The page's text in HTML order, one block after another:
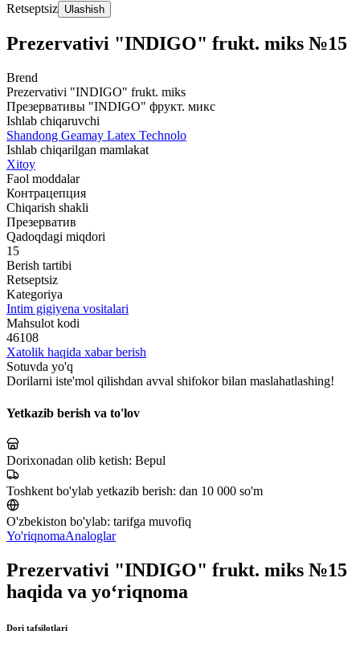
Retseptsiz Ulashish
Prezervativi "INDIGO" frukt. miks №15
Brend
Prezervativi "INDIGO" frukt. miks
Презервативы "INDIGO" фрукт. микс
Ishlab chiqaruvchi
Shandong Geamay Latex Technolo
Ishlab chiqarilgan mamlakat
Xitoy
Faol moddalar
Контрацепция
Chiqarish shakli
Презерватив
Qadoqdagi miqdori
15
Berish tartibi
Retseptsiz
Kategoriya
Intim gigiyena vositalari
Mahsulot kodi
46108
Xatolik haqida xabar berish
Sotuvda yo'q
Dorilarni iste'mol qilishdan avval shifokor bilan maslahatlashing!
Yetkazib berish va to'lov
Dorixonadan olib ketish: Bepul
Toshkent bo'ylab yetkazib berish: dan 10 000 so'm
O'zbekiston bo'ylab: tarifga muvofiq
Yo'riqnomaAnaloglar
Prezervativi "INDIGO" frukt. miks №15
haqida va yo‘riqnoma
Dori tafsilotlari